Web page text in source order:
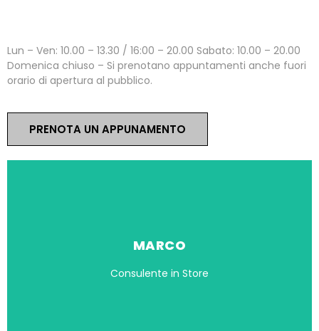
MARCO
Consulente in Store
Lun – Ven: 10.00 – 13.30 / 16:00 – 20.00 Sabato: 10.00 – 20.00
Domenica chiuso – Si prenotano appuntamenti anche fuori
orario di apertura al pubblico.
PRENOTA UN APPUNAMENTO